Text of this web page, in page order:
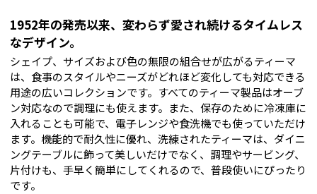
1952年の発売以来、変わらず愛され続けるタイムレス
なデザイン。
シェイプ、サイズおよび色の無限の組合せが広がるティーマ
は、食事のスタイルやニーズがどれほど変化しても対応できる
用途の広いコレクションです。すべてのティーマ製品はオーブ
ン対応なので調理にも使えます。また、保存のために冷凍庫に
入れることも可能で、電子レンジや食洗機でも使っていただけ
ます。機能的で耐久性に優れ、洗練されたティーマは、ダイニ
ングテーブルに飾って美しいだけでなく、調理やサービング、
片付けも、手早く簡単にしてくれるので、普段使いにぴったり
です。